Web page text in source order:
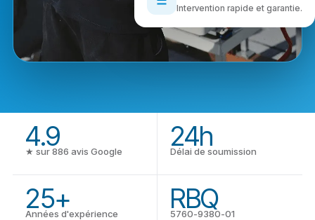
Intervention rapide et garantie.
4.9
★ sur886 avis Google 24h
Délai de soumission
25+
Années d'expérience RBQ
5760-9380-01